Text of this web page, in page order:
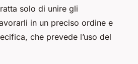
solo di unire gli
in un preciso ordine e
che prevede l’uso del